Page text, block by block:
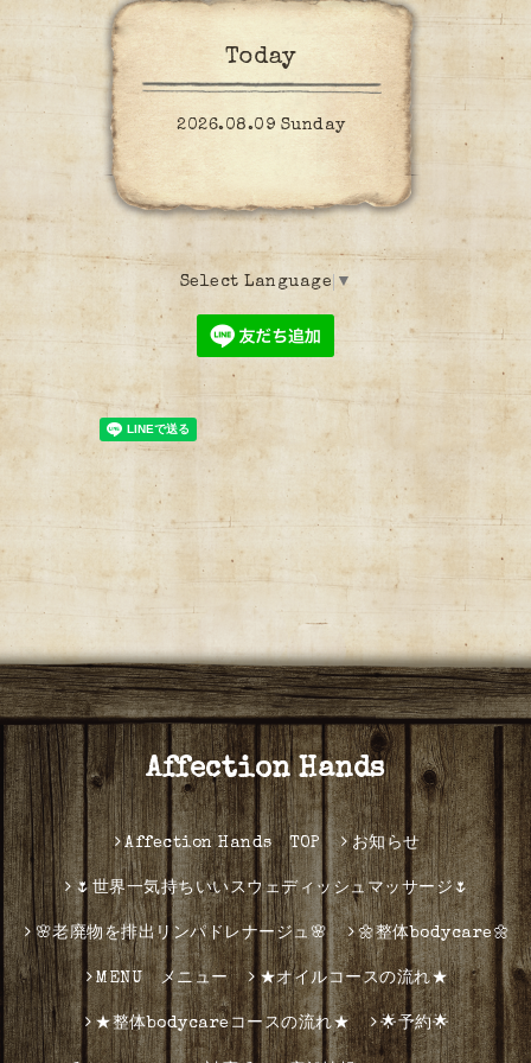
Today
2026.08.09 Sunday
Select Language ▼
Affection Hands
Affection Hands TOP お知らせ
🌷世界一気持ちいいスウェディッシュマッサージ🌷
🌸老廃物を排出リンパドレナージュ🌸 🌼整体bodycare🌼
MENU メニュー ★オイルコースの流れ★
★整体bodycareコースの流れ★ 🌟予約🌟